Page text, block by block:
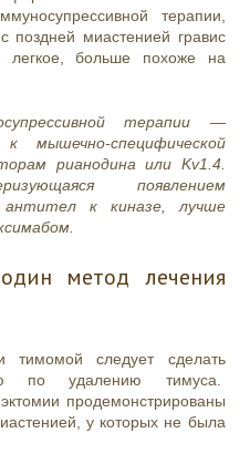
терапии,
поздней миастенией гравис
легкое, больше похоже на
терапии —
мышечно-специфической
рианодина или Kv1.4.
появлением
антител к киназе, лучше
метод лечения
следует сделать
по удалению тимуса.
продемонстрированы
у которых не была